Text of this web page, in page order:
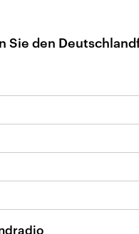
Sie den
auf dlf.de
App
App